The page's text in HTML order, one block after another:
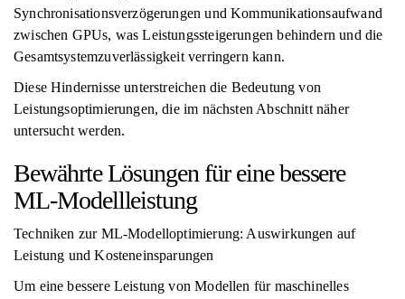
Synchronisationsverzögerungen und Kommunikationsaufwand
zwischen GPUs, was Leistungssteigerungen behindern und die
Gesamtsystemzuverlässigkeit verringern kann.
Diese Hindernisse unterstreichen die Bedeutung von
Leistungsoptimierungen, die im nächsten Abschnitt näher
untersucht werden.
Bewährte Lösungen für eine bessere
ML-Modellleistung
Techniken zur ML-Modelloptimierung: Auswirkungen auf
Leistung und Kosteneinsparungen
Um eine bessere Leistung von Modellen für maschinelles